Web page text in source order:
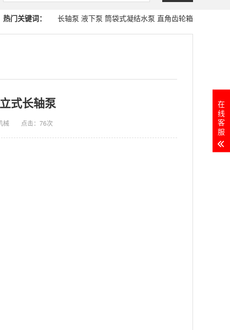
热门关键词： 长轴泵 液下泵 筒袋式凝结水泵 直角齿轮箱
式长轴泵
械 点击： 76次
在
线
客
服